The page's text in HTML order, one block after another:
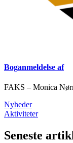
Boganmeldelse af
FAKS – Monica
Nyheder
Aktiviteter
Seneste